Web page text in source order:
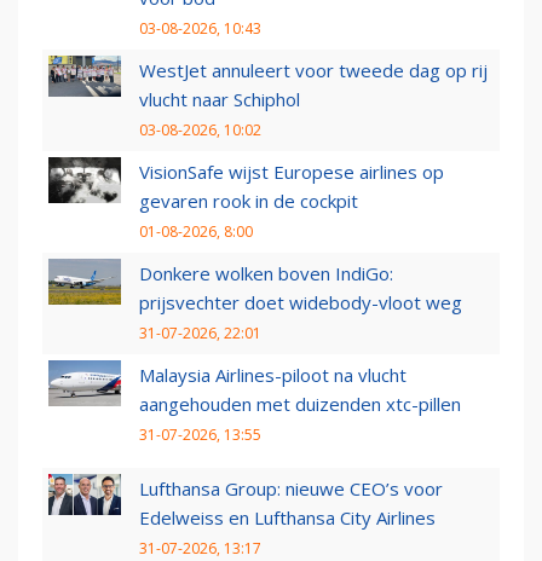
03-08-2026, 10:43
WestJet annuleert voor tweede dag op rij
vlucht naar Schiphol
03-08-2026, 10:02
VisionSafe wijst Europese airlines op
gevaren rook in de cockpit
01-08-2026, 8:00
Donkere wolken boven IndiGo:
prijsvechter doet widebody-vloot weg
31-07-2026, 22:01
Malaysia Airlines-piloot na vlucht
aangehouden met duizenden xtc-pillen
31-07-2026, 13:55
Lufthansa Group: nieuwe CEO’s voor
Edelweiss en Lufthansa City Airlines
31-07-2026, 13:17